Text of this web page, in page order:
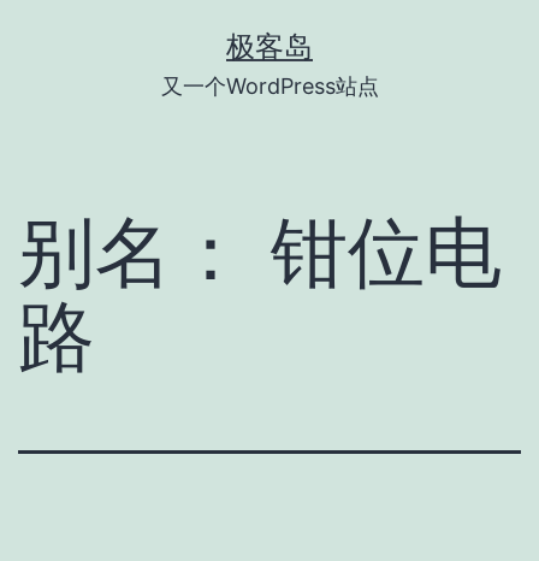
极客岛
又一个WordPress站点
别名： 钳位电
路